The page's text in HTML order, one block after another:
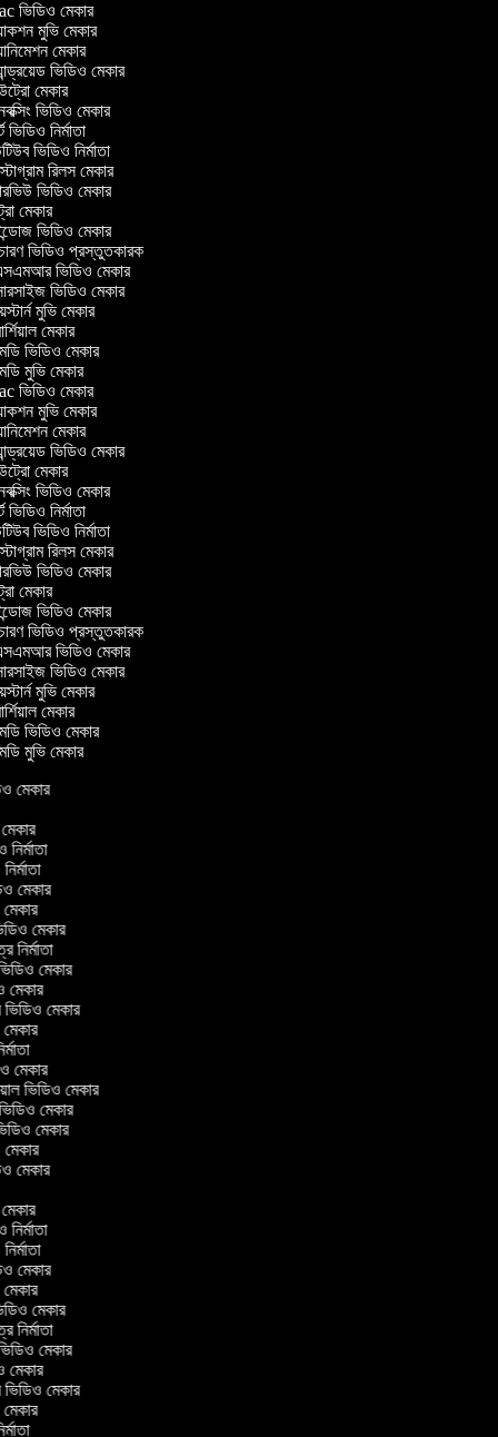
ভিডিও মেকার
মুভি মেকার
মেকার
ভিডিও মেকার
মেকার
ভিডিও মেকার
নির্মাতা
ভিডিও নির্মাতা
রিলস মেকার
ভিডিও মেকার
মেকার
ভিডিও মেকার
ভিডিও প্রস্তুতকারক
ভিডিও মেকার
ভিডিও মেকার
মুভি মেকার
মেকার
ভিডিও মেকার
মুভি মেকার
ভিডিও মেকার
মুভি মেকার
মেকার
ভিডিও মেকার
মেকার
ভিডিও মেকার
নির্মাতা
ভিডিও নির্মাতা
রিলস মেকার
ভিডিও মেকার
মেকার
ভিডিও মেকার
ভিডিও প্রস্তুতকারক
ভিডিও মেকার
ভিডিও মেকার
মুভি মেকার
মেকার
ভিডিও মেকার
মুভি মেকার
মেকার
নির্মাতা
মেকার
মেকার
মেকার
নির্মাতা
মেকার
মেকার
ভিডিও মেকার
মেকার
মেকার
ভিডিও মেকার
মেকার
মেকার
মেকার
মেকার
নির্মাতা
মেকার
মেকার
মেকার
নির্মাতা
মেকার
মেকার
ভিডিও মেকার
মেকার